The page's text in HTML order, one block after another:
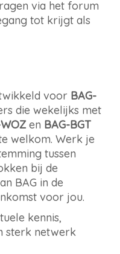
via het forum
tot krijgt als
voor BAG-
die wekelijks met
en BAG-BGT
welkom. Werk je
tussen
bij de
BAG in de
voor jou.
kennis,
sterk netwerk